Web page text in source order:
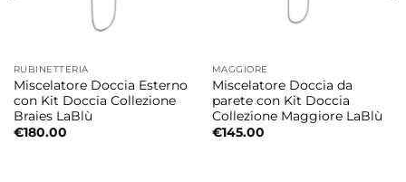
creare una zona doccia funzionale, elegante
miscelatore ad incasso e deviatore a leva.
Braccio doccia a muro in ottone
Il braccio a muro da 38,5 cm in ottone
RUBINETTERIA
Miscelatore Doccia Esterno
con Kit Doccia Collezione
Braies LaBlù
€180.00
MAGGIORE
Miscelatore Doccia da
parete con Kit Doccia
Collezione Maggiore LaBlù
€145.00